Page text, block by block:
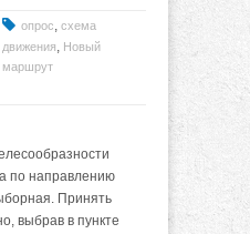
опрос, схема
движения, Новый
маршрут
по направлению
Принять
выбрав в пункте